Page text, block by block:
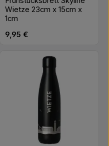
Wietze 23cm x 15cm x
1cm
Regulärer Preis:
9,95 €